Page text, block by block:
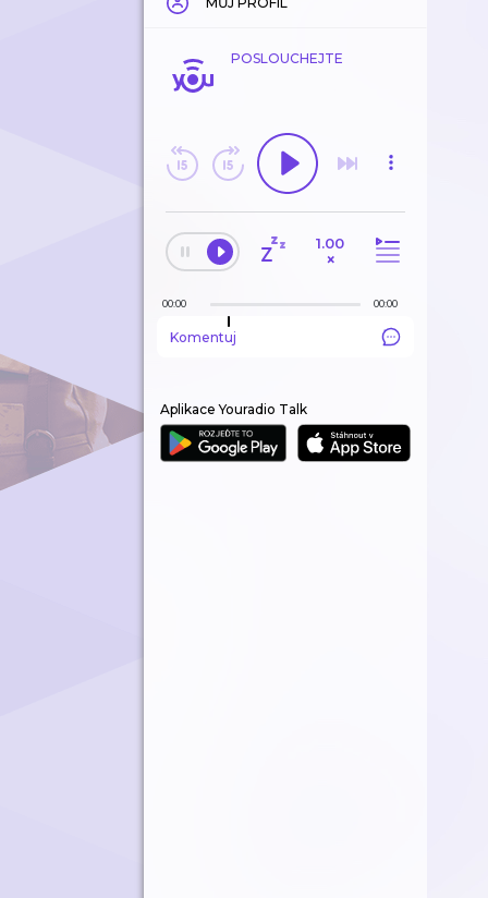
POSLOUCHEJTE
1.00
×
00:00 00:00
Komentuj
Aplikace Youradio Talk